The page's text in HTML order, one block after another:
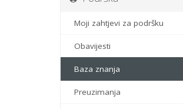
Moji zahtjevi za podršku
Obavijesti
Baza znanja
Preuzimanja